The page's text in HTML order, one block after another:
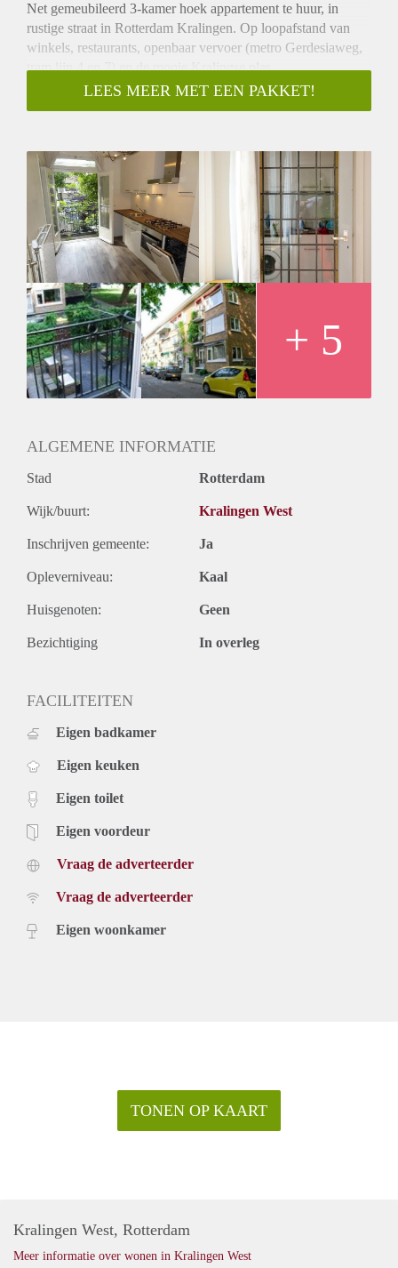
Net gemeubileerd 3-kamer hoek appartement te huur, in
rustige straat in Rotterdam Kralingen. Op loopafstand van
winkels, restaurants, openbaar vervoer (metro Gerdesiaweg,
tram lijn 4 en 7) en de mooie Kralingse plas.
Entree op 1e etage, hal, modern zwevend toilet en meterkast,
eetkamer is aan de voorzijde gelegen en heeft twee vaste
kasten. Via de hal en de eetkamer toegang tot de moderne
keuken met directe toegang tot het balkon. De keuken is
voorzien van een koel/vriescombinatie, gaskookplaat,
wasmachine, oven, afzuigkap, vaatwasmachine en spoelbak.
Slaapkamer aan de achterzijde met vaste kast, tevens directe
toegang tot het tweede balkon.
Alle muren en deuren opnieuw in de verf gezet, dus
appartement ziet er keurig uit!
Minimale huurperiode 24 maanden. Indien korter wordt
huurprijs aangepast.
LEES MEER MET EEN PAKKET!
+ 5
ALGEMENE INFORMATIE
Stad Rotterdam
Wijk/buurt: Kralingen West
Inschrijven gemeente: Ja
Opleverniveau: Kaal
Huisgenoten: Geen
Bezichtiging In overleg
FACILITEITEN
Eigen badkamer
Eigen keuken
Eigen toilet
Eigen voordeur
Vraag de adverteerder
Vraag de adverteerder
Eigen woonkamer
TONEN OP KAART
Kralingen West, Rotterdam
Meer informatie over wonen in Kralingen West